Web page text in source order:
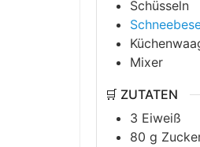
Schüsseln
Mixer
🛒 ZUTATEN
3 Eiweiß
80 g